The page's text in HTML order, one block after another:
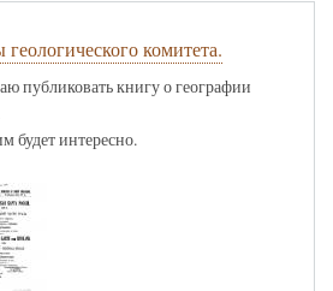
геологического комитета.
публиковать книгу о географии
будет интересно.